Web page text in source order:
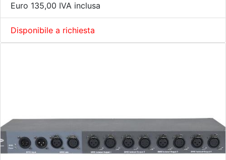
Euro 135,00 IVA inclusa
Disponibile a richiesta